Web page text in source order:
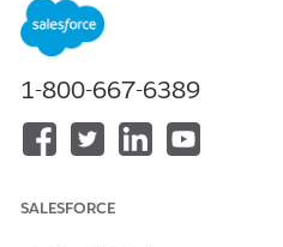
방문 설정 관리:
설정에서 앱 관리자를 클릭합니
Service Console 앱을 만들거나
탐색 항목에서 선택한 항목 목
1-800-667-6389
SALESFORCE